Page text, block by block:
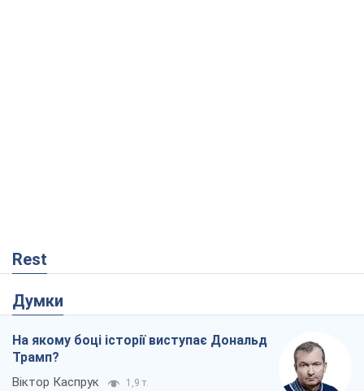
Rest
Думки
На якому боці історії виступає Дональд
Трамп?
Віктор Каспрук 1,9 т.